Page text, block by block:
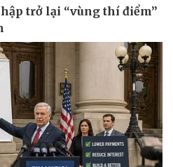
Thị trường
Giá vàng
Tiêu dùng